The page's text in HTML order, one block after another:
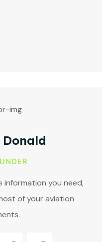
information you need,
of your aviation